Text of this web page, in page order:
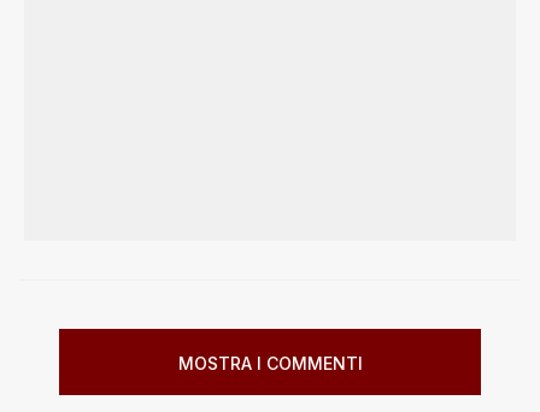
MOSTRA I COMMENTI